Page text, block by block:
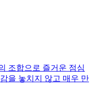
조합으로 즐거운 점심
을 놓치지 않고 매우 만